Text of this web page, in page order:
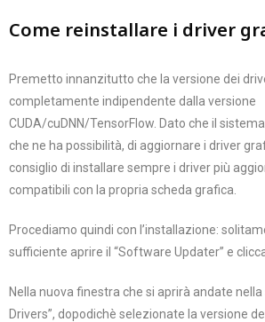
Come reinstallare i driver
Premetto innanzitutto che la versione dei
completamente indipendente dalla versione
CUDA/cuDNN/TensorFlow. Dato che il
che ne ha possibilità, di aggiornare i driver
consiglio di installare sempre i driver più
compatibili con la propria scheda grafica.
Procediamo quindi con l’installazione:
sufficiente aprire il “Software Updater” e
Nella nuova finestra che si aprirà andate nella
Drivers”, dopodichè selezionate la versione